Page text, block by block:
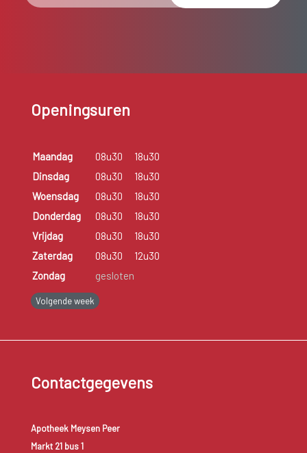
Openingsuren
Maandag 08u30
18u30
Dinsdag
08u30
18u30
Woensdag
08u30
18u30
Donderdag
08u30
18u30
Vrijdag
08u30
18u30
Zaterdag
08u30
12u30
Zondag
gesloten
Volgende week
Contactgegevens
Apotheek Meysen Peer
Markt 21 bus 1